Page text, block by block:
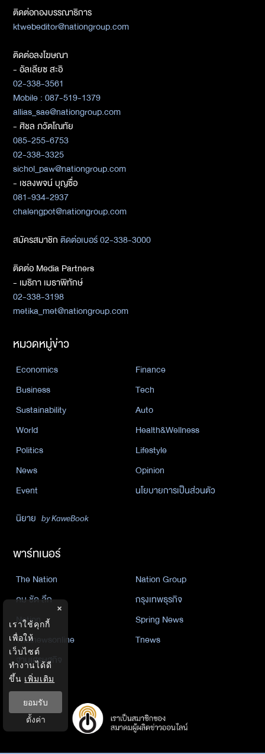
ติดต่อกองบรรณาธิการ
ktwebeditor@nationgroup.com
ติดต่อลงโฆษณา
- อัลเลียซ สะอิ
02-338-3561
Mobile : 087-519-1379
allias_sae@nationgroup.com
- ศิชล ภวัตโณทัย
085-255-6753
02-338-3325
sichol_paw@nationgroup.com
- เชลงพจน์ บุญซื่อ
081-934-2937
chalengpot@nationgroup.com
สมัครสมาชิกติดต่อเบอร์ 02-338-3000
ติดต่อ Media Partners
- เมธิกา เมธาพิทักษ์
02-338-3198
metika_met@nationgroup.com
หมวดหมู่ข่าว
Economics
Finance
Business
Tech
Sustainability
Auto
World
Health&Wellness
Politics
Lifestyle
News
Opinion
Event
นโยบายการเป็นส่วนตัว
นิยาย by KaweBook
พาร์ทเนอร์
The Nation
Nation Group
คม ชัด ลึก
กรุงเทพธุรกิจ
Nation
Spring News
Thainewsonline
Tnews
ฐานเศรษฐกิจ
×
เราใช้คุกกี้
เพื่อให้
เว็บไซต์
ทำงานได้ดี
ขึ้น เพิ่มเติม
ยอมรับ
ตั้งค่า